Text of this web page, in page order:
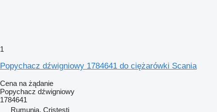
1
Popychacz dźwigniowy 1784641 do ciężarówki Scania
Cena na żądanie
Popychacz dźwigniowy
1784641
Rumunia, Cristesti